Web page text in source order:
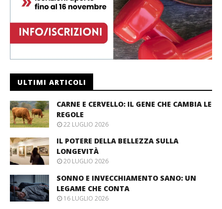
ULTIMI ARTICOLI
CARNE E CERVELLO: IL GENE CHE CAMBIA LE
REGOLE
22 LUGLIO 2026
IL POTERE DELLA BELLEZZA SULLA
LONGEVITÀ
20 LUGLIO 2026
SONNO E INVECCHIAMENTO SANO: UN
LEGAME CHE CONTA
16 LUGLIO 2026